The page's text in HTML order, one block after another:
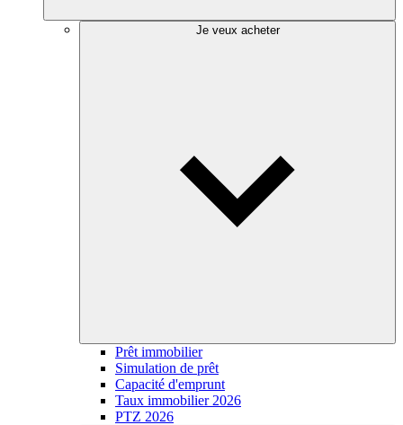
Je veux acheter
Prêt immobilier
Simulation de prêt
Capacité d'emprunt
Taux immobilier 2026
PTZ 2026